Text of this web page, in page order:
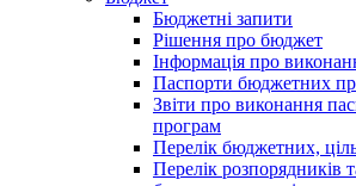
Бюджетні запити
Рішення про бюджет
Інформація про
Паспорти бюджетних
Звіти про виконання
програм
Перелік бюджетних,
Перелік розпорядників